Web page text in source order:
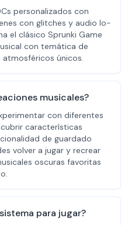
personalizados con
con glitches y audio lo-
el clásico Sprunki Game
con temática de
únicos.
musicales?
con diferentes
características
de guardado
volver a jugar y recrear
oscuras favoritas
para jugar?